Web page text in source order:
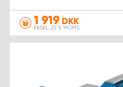
1 919 DKK
EKSKL. 25 % MOMS